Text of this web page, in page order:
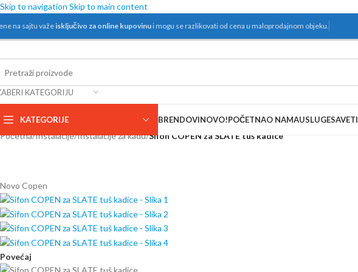
Skip to navigation Skip to main content
na sajtu važeisključivo za online kupovinui mogu se razlikovati od cena u maloprodajnom objeku.
KATEGORIJU
KATEGORIJE BRENDOVINOVO!POČETNAO NAMAUSLUGESAVETI
Početna/Instalacije/Instalacije za kadu/Sifon COPEN za SLATE tuš kadice
Novo Copen
Povećaj